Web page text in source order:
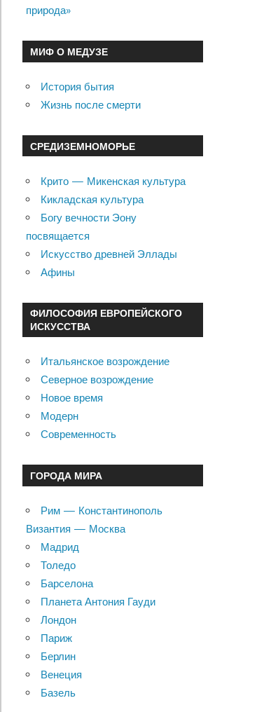
природа»
МИФ О МЕДУЗЕ
История бытия
Жизнь после смерти
СРЕДИЗЕМНОМОРЬЕ
Крито — Микенская культура
Кикладская культура
Богу вечности Эону
посвящается
Искусство древней Эллады
Афины
ФИЛОСОФИЯ ЕВРОПЕЙСКОГО
ИСКУССТВА
Итальянское возрождение
Северное возрождение
Новое время
Модерн
Современность
ГОРОДА МИРА
Рим — Константинополь
Византия — Москва
Мадрид
Толедо
Барселона
Планета Антония Гауди
Лондон
Париж
Берлин
Венеция
Базель